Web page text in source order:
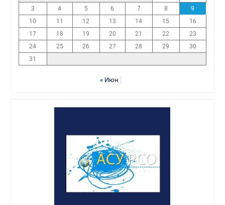
3
4 5 6 7 8
9
10
11 12 13 14 15
16
17
18 19 20 21 22
23
24
25 26 27 28 29
30
31
« Июн